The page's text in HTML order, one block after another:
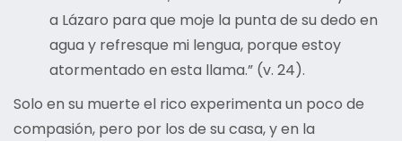
a Lázaro para que moje la punta de su dedo en
agua y refresque mi lengua, porque estoy
atormentado en esta llama.” (v. 24).
Solo en su muerte el rico experimenta un poco de
compasión, pero por los de su casa, y en la